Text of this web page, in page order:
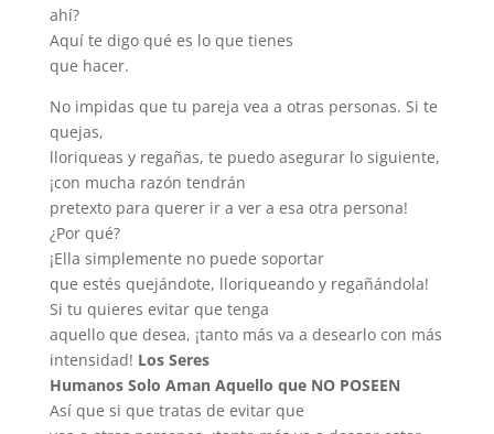
ahí?
Aquí te digo qué es lo que tienes
que hacer.
No impidas que tu pareja vea a otras personas. Si te
quejas,
lloriqueas y regañas, te puedo asegurar lo siguiente,
¡con mucha razón tendrán
pretexto para querer ir a ver a esa otra persona!
¿Por qué?
¡Ella simplemente no puede soportar
que estés quejándote, lloriqueando y regañándola!
Si tu quieres evitar que tenga
aquello que desea, ¡tanto más va a desearlo con más
intensidad! Los Seres
Humanos Solo Aman Aquello que NO POSEEN
Así que si que tratas de evitar que